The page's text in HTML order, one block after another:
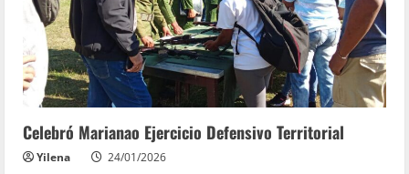
Celebró Marianao Ejercicio Defensivo Territorial
Yilena 24/01/2026